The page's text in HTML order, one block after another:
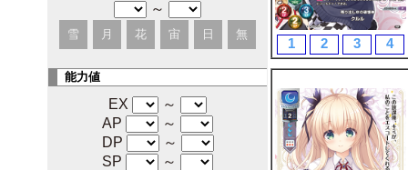
～
雪 月 花 宙 日 無
能力値
EX
～
AP
～
DP
～
SP
～
1 2 3 4